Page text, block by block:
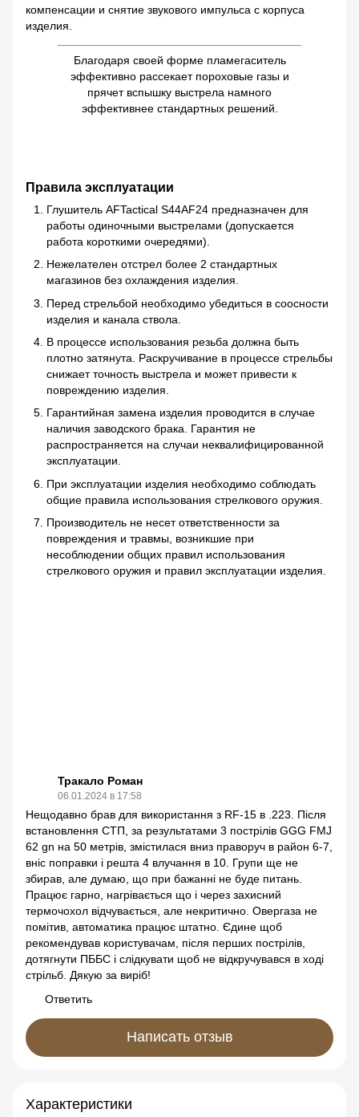
компенсации и снятие звукового импульса с корпуса
изделия.
Благодаря своей форме пламегаситель
эффективно рассекает пороховые газы и
прячет вспышку выстрела намного
эффективнее стандартных решений.
Правила эксплуатации
Глушитель AFTactical S44AF24 предназначен для
работы одиночными выстрелами (допускается
работа короткими очередями).
Нежелателен отстрел более 2 стандартных
магазинов без охлаждения изделия.
Перед стрельбой необходимо убедиться в соосности
изделия и канала ствола.
В процессе использования резьба должна быть
плотно затянута. Раскручивание в процессе стрельбы
снижает точность выстрела и может привести к
повреждению изделия.
Гарантийная замена изделия проводится в случае
наличия заводского брака. Гарантия не
распространяется на случаи неквалифицированной
эксплуатации.
При эксплуатации изделия необходимо соблюдать
общие правила использования стрелкового оружия.
Производитель не несет ответственности за
повреждения и травмы, возникшие при
несоблюдении общих правил использования
стрелкового оружия и правил эксплуатации изделия.
Тракало Роман
06.01.2024 в 17:58
Нещодавно брав для використання з RF-15 в .223. Після
встановлення СТП, за результатами 3 пострілів GGG FMJ
62 gn на 50 метрів, змістилася вниз праворуч в район 6-7,
вніс поправки і решта 4 влучання в 10. Групи ще не
збирав, але думаю, що при бажанні не буде питань.
Працює гарно, нагрівається що і через захисний
термочохол відчувається, але некритично. Овергаза не
помітив, автоматика працює штатно. Єдине щоб
рекомендував користувачам, після перших пострілів,
дотягнути ПББС і слідкувати щоб не відкручувався в ході
стрільб. Дякую за виріб!
Ответить
Написать отзыв
Характеристики